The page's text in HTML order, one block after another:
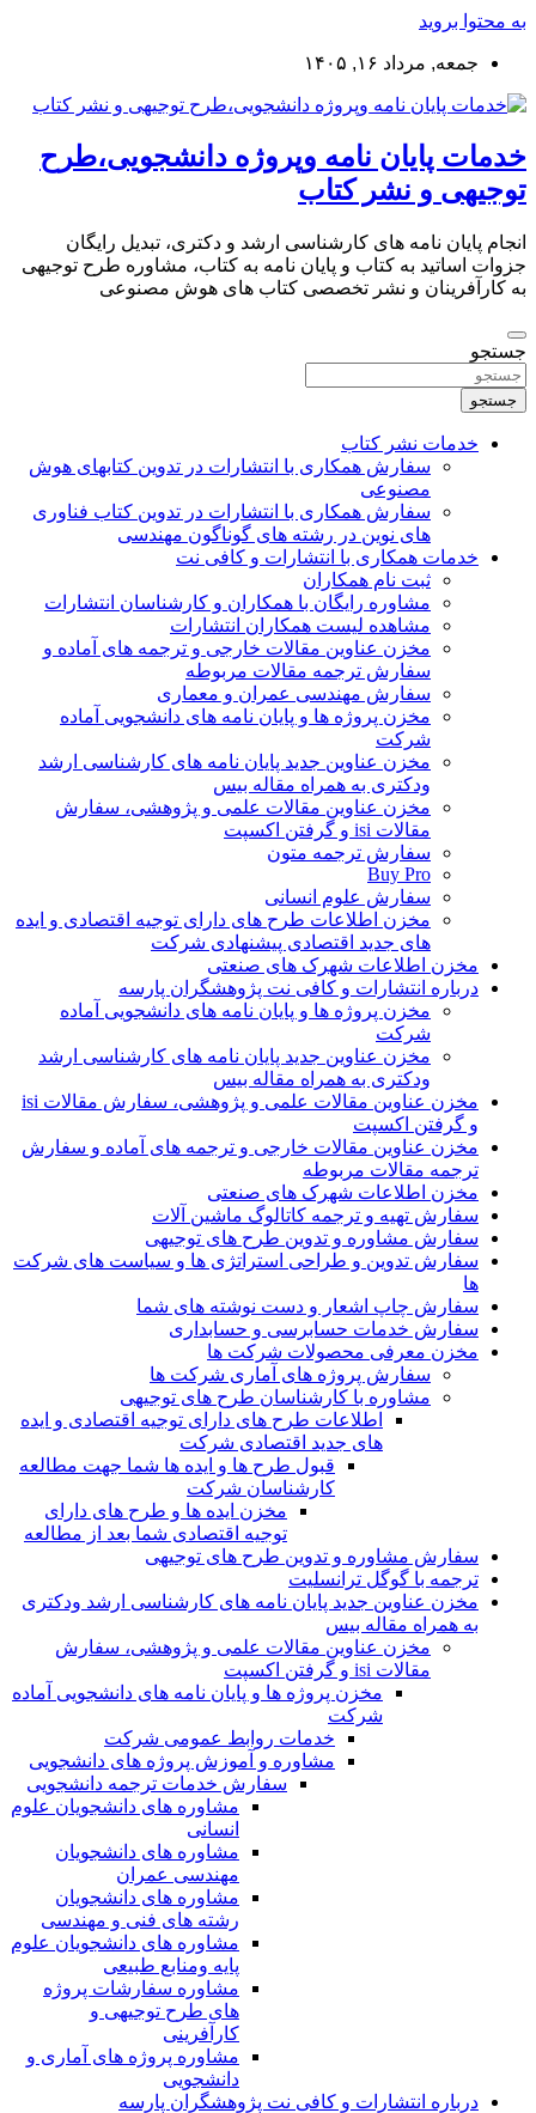
به محتوا بروید
جمعه, مرداد ۱۶, ۱۴۰۵
خدمات پایان نامه وپروژه دانشجویی،طرح
توجیهی و نشر کتاب
انجام پایان نامه های کارشناسی ارشد و دکتری، تبدیل رایگان
جزوات اساتید به کتاب و پایان نامه به کتاب، مشاوره طرح توجیهی
به کارآفرینان و نشر تخصصی کتاب های هوش مصنوعی
جستجو
جستجو
خدمات نشر کتاب
سفارش همکاری با انتشارات در تدوین کتابهای هوش
مصنوعی
سفارش همکاری با انتشارات در تدوین کتاب فناوری
های نوین در رشته های گوناگون مهندسی
خدمات همکاری با انتشارات و کافی نت
ثبت نام همکاران
مشاوره رایگان با همکاران و کارشناسان انتشارات
مشاهده لیست همکاران انتشارات
مخزن عناوین مقالات خارجی و ترجمه های آماده و
سفارش ترجمه مقالات مربوطه
سفارش مهندسی عمران و معماری
مخزن پروژه ها و پایان نامه های دانشجویی آماده
شرکت
مخزن عناوین جدید پایان نامه های کارشناسی ارشد
ودکتری به همراه مقاله بیس
مخزن عناوین مقالات علمی و پژوهشی، سفارش
مقالات isi و گرفتن اکسپت
سفارش ترجمه متون
Buy Pro
سفارش علوم انسانی
مخزن اطلاعات طرح های دارای توجیه اقتصادی و ایده
های جدید اقتصادی پیشنهادی شرکت
مخزن اطلاعات شهرک های صنعتی
درباره انتشارات و کافی نت پژوهشگران پارسه
مخزن پروژه ها و پایان نامه های دانشجویی آماده
شرکت
مخزن عناوین جدید پایان نامه های کارشناسی ارشد
ودکتری به همراه مقاله بیس
مخزن عناوین مقالات علمی و پژوهشی، سفارش مقالات isi
و گرفتن اکسپت
مخزن عناوین مقالات خارجی و ترجمه های آماده و سفارش
ترجمه مقالات مربوطه
مخزن اطلاعات شهرک های صنعتی
سفارش تهیه و ترجمه کاتالوگ ماشین آلات
سفارش مشاوره و تدوین طرح های توجیهی
سفارش تدوین و طراحی استراتژی ها و سیاست های شرکت
ها
سفارش چاپ اشعار و دست نوشته های شما
سفارش خدمات حسابرسی و حسابداری
مخزن معرفی محصولات شرکت ها
سفارش پروژه های آماری شرکت ها
مشاوره با کارشناسان طرح های توجیهی
اطلاعات طرح های دارای توجیه اقتصادی و ایده
های جدید اقتصادی شرکت
قبول طرح ها و ایده ها شما جهت مطالعه
کارشناسان شرکت
مخزن ایده ها و طرح های دارای
توجیه اقتصادی شما بعد از مطالعه
سفارش مشاوره و تدوین طرح های توجیهی
ترجمه با گوگل ترانسلیت
مخزن عناوین جدید پایان نامه های کارشناسی ارشد ودکتری
به همراه مقاله بیس
مخزن عناوین مقالات علمی و پژوهشی، سفارش
مقالات isi و گرفتن اکسپت
مخزن پروژه ها و پایان نامه های دانشجویی آماده
شرکت
خدمات روابط عمومی شرکت
مشاوره و آموزش پروژه های دانشجویی
سفارش خدمات ترجمه دانشجویی
مشاوره های دانشجویان علوم
انسانی
مشاوره های دانشجویان
مهندسی عمران
مشاوره های دانشجویان
رشته های فنی و مهندسی
مشاوره های دانشجویان علوم
پایه ومنابع طبیعی
مشاوره سفارشات پروژه
های طرح توجیهی و
کارآفرینی
مشاوره پروژه های آماری و
دانشجویی
درباره انتشارات و کافی نت پژوهشگران پارسه